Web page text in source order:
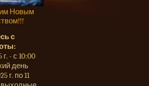
Новым
с
- с 10:00
день
г. по 11